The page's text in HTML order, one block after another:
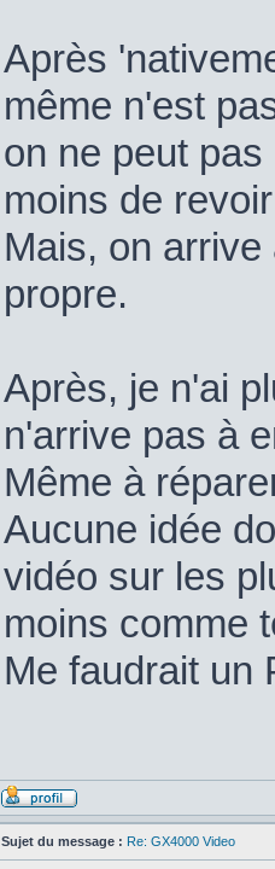
Après
même n'est
on ne peut
moins de
Mais, on
propre.
Après, je n'ai
n'arrive pas à
Même à
Aucune idée
vidéo sur les
moins comme
Me faudrait un
Sujet du message : Re: GX4000 Video